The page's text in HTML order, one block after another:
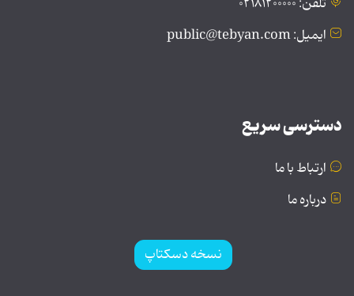
ایمیل: public@tebyan.com
دسترسی سریع
ارتباط با ما
درباره ما
نسخه دسکتاپ